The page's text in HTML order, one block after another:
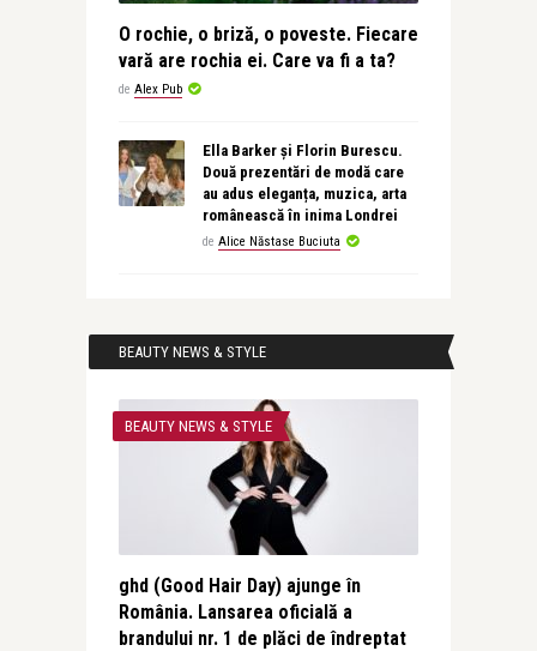
O rochie, o briză, o poveste. Fiecare
vară are rochia ei. Care va fi a ta?
de Alex Pub
Ella Barker și Florin Burescu.
Două prezentări de modă care
au adus eleganța, muzica, arta
românească în inima Londrei
de Alice Năstase Buciuta
BEAUTY NEWS & STYLE
BEAUTY NEWS & STYLE
ghd (Good Hair Day) ajunge în
România. Lansarea oficială a
brandului nr. 1 de plăci de îndreptat